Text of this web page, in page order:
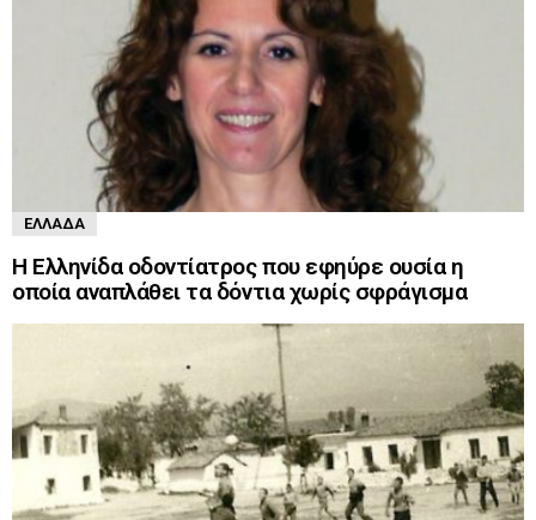
ΕΛΛΆΔΑ
Η Ελληνίδα οδοντίατρος που εφηύρε ουσία η
οποία αναπλάθει τα δόντια χωρίς σφράγισμα